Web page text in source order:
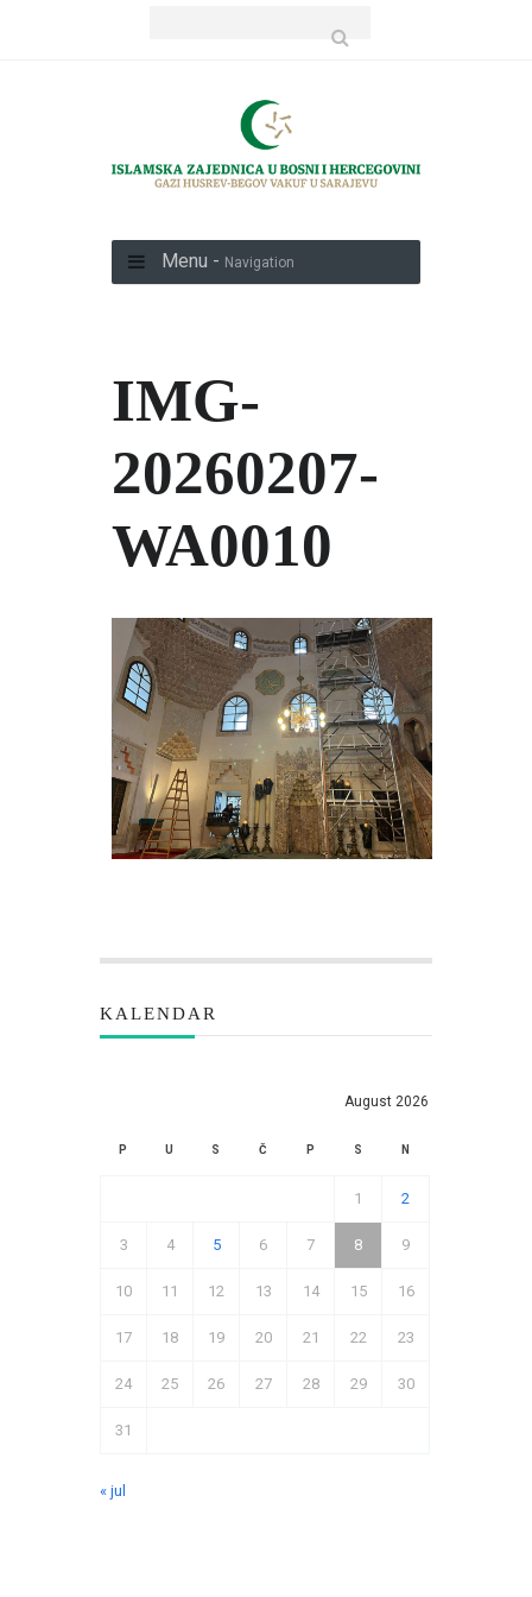
Menu - Navigation
IMG-
20260207-
WA0010
KALENDAR
August 2026
P U S Č P S N
1 2
3 4 5 6 7 8 9
10 11 12 13 14 15 16
17 18 19 20 21 22 23
24 25 26 27 28 29 30
31
« jul